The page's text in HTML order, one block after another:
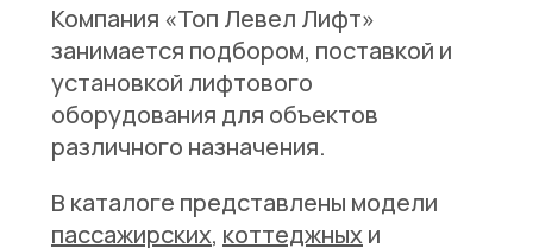
Компания «Топ Левел Лифт»
занимается подбором, поставкой и
установкой лифтового
оборудования для объектов
различного назначения.
В каталоге представлены модели
пассажирских, коттеджныхи